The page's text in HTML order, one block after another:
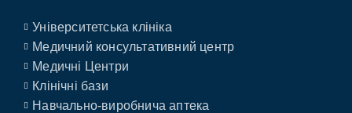
Університетська клініка
Медичний консультативний центр
Медичні Центри
Клінічні бази
Навчально-виробнича аптека